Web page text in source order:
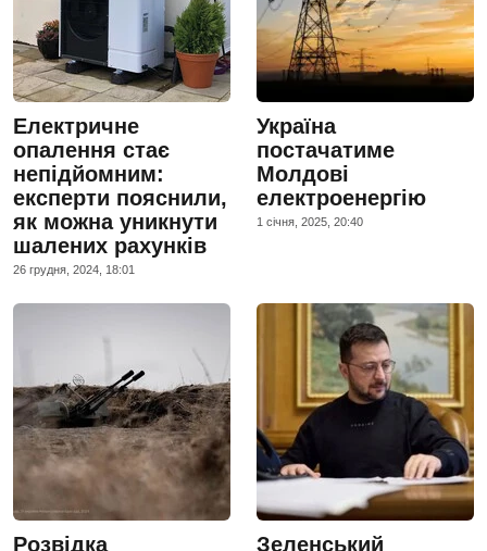
Електричне
опалення стає
непідйомним:
експерти пояснили,
як можна уникнути
шалених рахунків
26 грудня, 2024, 18:01
Україна
постачатиме
Молдові
електроенергію
1 сiчня, 2025, 20:40
Розвідка
Зеленський